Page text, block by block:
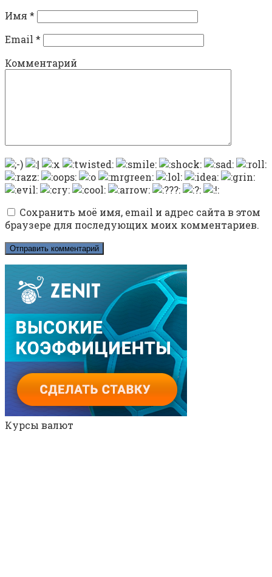
Имя *
Email *
Комментарий
Сохранить моё имя, email и адрес сайта в этом
браузере для последующих моих комментариев.
Курсы валют